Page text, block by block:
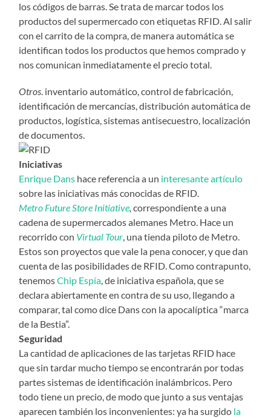
los códigos de barras. Se trata de marcar todos los
productos del supermercado con etiquetas RFID. Al salir
con el carrito de la compra, de manera automática se
identifican todos los productos que hemos comprado y
nos comunican inmediatamente el precio total.
Otros. inventario automático, control de fabricación,
identificación de mercancías, distribución automática de
productos, logística, sistemas antisecuestro, localización
de documentos.
Iniciativas
Enrique Dans hace referencia a un interesante artículo
sobre las iniciativas más conocidas de RFID.
Metro Future Store Initiative,correspondiente a una
cadena de supermercados alemanes Metro. Hace un
recorrido con Virtual Tour, una tienda piloto de Metro.
Estos son proyectos que vale la pena conocer, y que dan
cuenta de las posibilidades de RFID. Como contrapunto,
tenemosChip Espía, de iniciativa española, que se
declara abiertamente en contra de su uso, llegando a
comparar, tal como dice Dans con la apocalíptica “marca
de la Bestia”.
Seguridad
La cantidad de aplicaciones de las tarjetas RFID hace
que sin tardar mucho tiempo se encontrarán por todas
partes sistemas de identificación inalámbricos. Pero
todo tiene un precio, de modo que junto a sus ventajas
aparecen también los inconvenientes: ya ha surgido la